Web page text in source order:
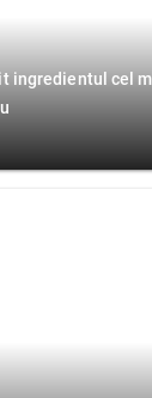
ingredientul cel